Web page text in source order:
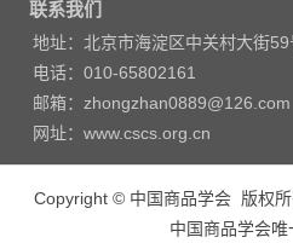
联系我们
地址：北京市海淀区中关村大街
电话：010-65802161
邮箱：zhongzhan0889@126.com
网址：www.cscs.org.cn
Copyright © 中国商品学会 版权所
中国商品学会